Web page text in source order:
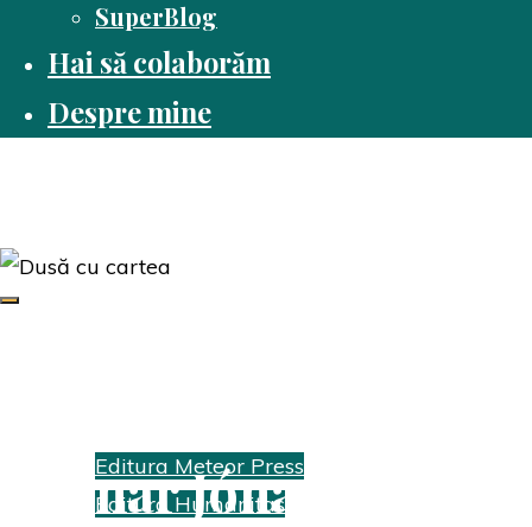
SuperBlog
Hai să colaborăm
Despre mine
Editura Meteor Press
Editura Humanitas
Ragnar Jónasson